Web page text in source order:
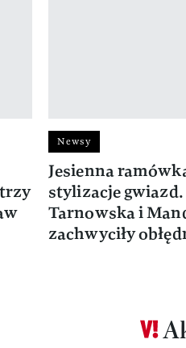
Newsy
Jesienna
stylizacje gwiazd.
Tarnowska i
zachwyciły